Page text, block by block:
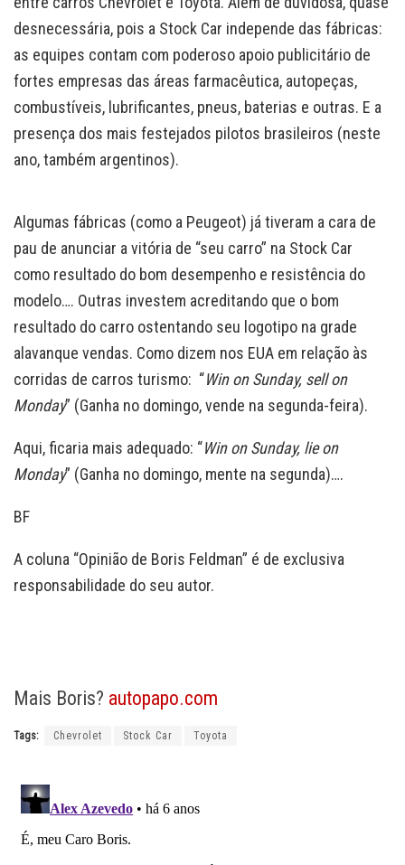
desnecessária, pois a Stock Car independe das fábricas:
as equipes contam com poderoso apoio publicitário de
fortes empresas das áreas farmacêutica, autopeças,
combustíveis, lubrificantes, pneus, baterias e outras. E a
presença dos mais festejados pilotos brasileiros (neste
ano, também argentinos).
Algumas fábricas (como a Peugeot) já tiveram a cara de
pau de anunciar a vitória de “seu carro” na Stock Car
como resultado do bom desempenho e resistência do
modelo…. Outras investem acreditando que o bom
resultado do carro ostentando seu logotipo na grade
alavanque vendas. Como dizem nos EUA em relação às
corridas de carros turismo: “Win on Sunday, sell on
Monday” (Ganha no domingo, vende na segunda-feira).
Aqui, ficaria mais adequado: “Win on Sunday, lie on
Monday” (Ganha no domingo, mente na segunda)….
BF
A coluna “Opinião de Boris Feldman” é de exclusiva
responsabilidade do seu autor.
Mais Boris? autopapo.com
Tags: Chevrolet Stock Car Toyota